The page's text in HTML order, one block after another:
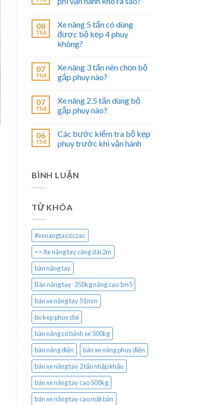
08
Th8
Xe nâng 5 tấn có dùng
được bộ kẹp 4 phuy
không?
07
Th8
Xe nâng 3 tấn nên chọn bộ
gắp phuy nào?
07
Th8
Xe nâng 2.5 tấn dùng bộ
gắp phuy nào?
06
Th8
Các bước kiểm tra bộ kẹp
phuy trước khi vận hành
BÌNH LUẬN
TỪ KHÓA
#xenangtayziczac
=> Xe nâng tay càng dài 2m
bàn nâng tay
Bàn nâng tay 350kg nâng cao 1m5
bán xe nâng tay 51mm
bo kep phuy doi
bàn nâng có bánh xe 500kg
bàn nâng điện
bán xe nâng phuy điện
bán xe nâng tay 2 tấn nhập khẩu
bán xe nâng tay cao 500kg
bán xe nâng tay cao mặt bàn